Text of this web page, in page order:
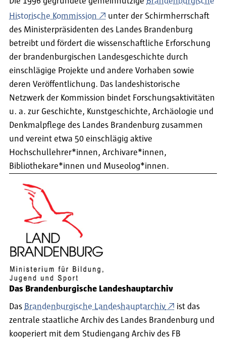
Historische Kommission
unter der Schirmherrschaft
des Ministerpräsidenten des Landes Brandenburg
betreibt und fördert die wissenschaftliche Erforschung
der brandenburgischen Landesgeschichte durch
einschlägige Projekte und andere Vorhaben sowie
deren Veröffentlichung. Das landeshistorische
Netzwerk der Kommission bindet Forschungsaktivitäten
u. a. zur Geschichte, Kunstgeschichte, Archäologie und
Denkmalpflege des Landes Brandenburg zusammen
und vereint etwa 50 einschlägig aktive
Hochschullehrer*innen, Archivare*innen,
Bibliothekare*innen und Museolog*innen.
Das Brandenburgische Landeshauptarchiv
Das Brandenburgische Landeshauptarchiv
ist das
zentrale staatliche Archiv des Landes Brandenburg und
kooperiert mit dem Studiengang Archiv des FB